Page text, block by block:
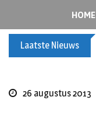
content
HOME
Laatste Nieuws
26 augustus 2013